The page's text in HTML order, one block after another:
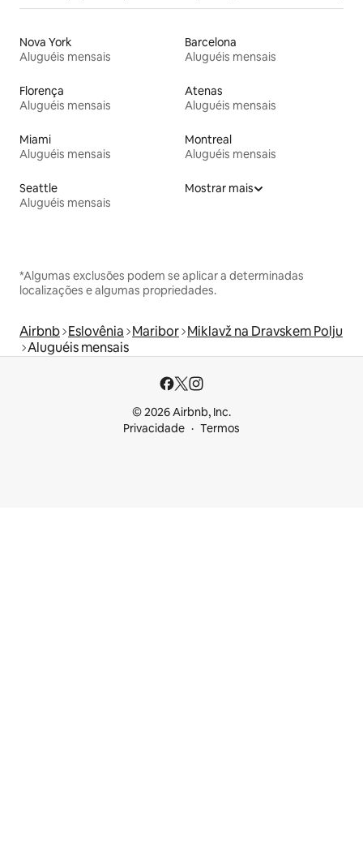
Nova York
Aluguéis mensais
Barcelona
Aluguéis mensais
Florença
Aluguéis mensais
Atenas
Aluguéis mensais
Miami
Aluguéis mensais
Montreal
Aluguéis mensais
Seattle
Aluguéis mensais
Mostrar mais
*Algumas exclusões podem se aplicar a determinadas
localizações e algumas propriedades.
Airbnb Eslovênia Maribor Miklavž na Dravskem Polju
Aluguéis mensais
© 2026 Airbnb, Inc.
Privacidade
Termos